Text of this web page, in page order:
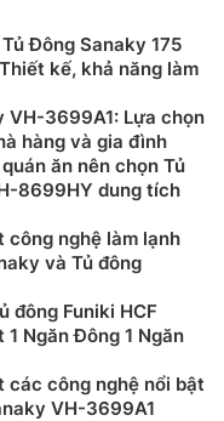
Đông Sanaky 175
kế, khả năng làm
VH-3699A1: Lựa chọn
hàng và gia đình
ăn nên chọn Tủ
8699HY dung tích
nghệ làm lạnh
và Tủ đông
đông Funiki HCF
1 Ngăn Đông 1 Ngăn
các công nghệ nổi bật
VH-3699A1